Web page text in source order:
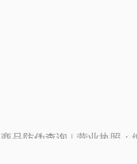
商品防伪查询 | 营业执照：